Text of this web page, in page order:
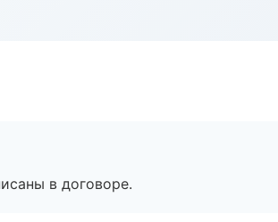
в договоре.